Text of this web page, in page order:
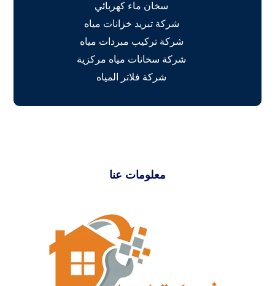
سخان ماء كهربائي
شركة تبريد خزانات مياه
شركة تركيب مبردات مياه
شركة سخانات مياه مركزية
شركة فلاتر المياه
معلومات عنا